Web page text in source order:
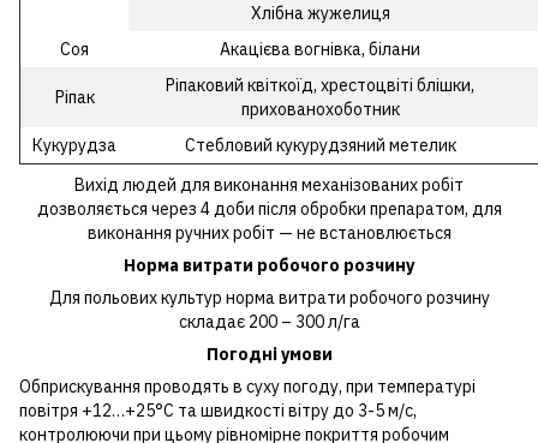
Хлібна жужелиця
Соя
Акацієва вогнівка, білани
Ріпак
Ріпаковий квіткоїд, хрестоцвіті блішки,
прихованохоботник
Кукурудза
Стебловий кукурудзяний метелик
Вихід людей для виконання механізованих робіт
дозволяється через 4 доби після обробки препаратом, для
виконання ручних робіт — не встановлюється
Норма витрати робочого розчину
Для польових культур норма витрати робочого розчину
складає 200 – 300 л/га
Погодні умови
Обприскування проводять в суху погоду, при температурі
повітря +12…+25°С та швидкості вітру до 3-5 м/с,
контролюючи при цьому рівномірне покриття робочим